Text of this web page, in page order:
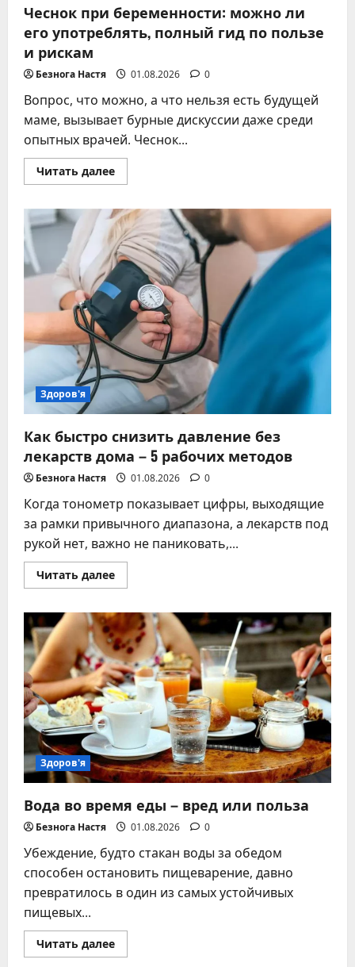
Чеснок при беременности: можно ли
его употреблять, полный гид по пользе
и рискам
Безнога Настя 01.08.2026 0
Вопрос, что можно, а что нельзя есть будущей
маме, вызывает бурные дискуссии даже среди
опытных врачей. Чеснок...
Читать далееПрочитать
больше
при
беременности:
можно
ли
его
употреблять,
полный
гид
по
пользе
рискам
Здоров'я
Как быстро снизить давление без
лекарств дома – 5 рабочих методов
Безнога Настя 01.08.2026 0
Когда тонометр показывает цифры, выходящие
за рамки привычного диапазона, а лекарств под
рукой нет, важно не паниковать,...
Читать далееПрочитать
больше
быстро
снизить
давление
без
лекарств
дома
–
5
рабочих
методов
Здоров'я
Вода во время еды – вред или польза
Безнога Настя 01.08.2026 0
Убеждение, будто стакан воды за обедом
способен остановить пищеварение, давно
превратилось в один из самых устойчивых
пищевых...
Читать далееПрочитать
больше